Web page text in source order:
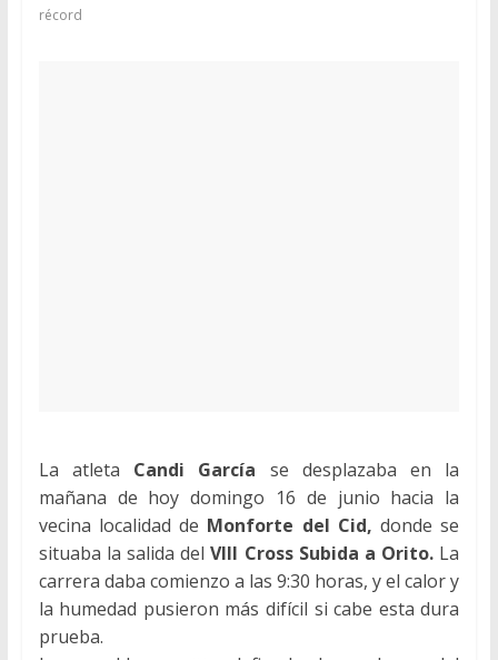
récord
La atleta Candi García se desplazaba en la
mañana de hoy domingo 16 de junio hacia la
vecina localidad de Monforte del Cid, donde se
situaba la salida delVIII Cross Subida a Orito. La
carrera daba comienzo a las 9:30 horas, y el calor y
la humedad pusieron más difícil si cabe esta dura
prueba.